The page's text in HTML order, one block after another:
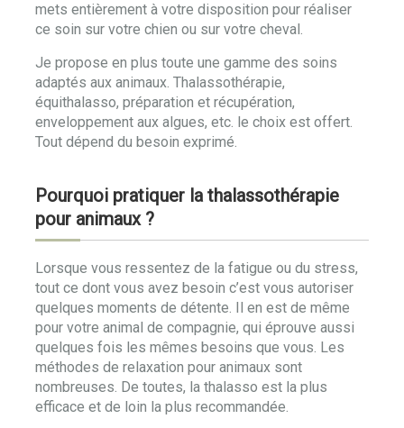
mets entièrement à votre disposition pour réaliser
ce soin sur votre chien ou sur votre cheval.
Je propose en plus toute une gamme des soins
adaptés aux animaux. Thalassothérapie,
équithalasso, préparation et récupération,
enveloppement aux algues, etc. le choix est offert.
Tout dépend du besoin exprimé.
Pourquoi pratiquer la thalassothérapie
pour animaux ?
Lorsque vous ressentez de la fatigue ou du stress,
tout ce dont vous avez besoin c’est vous autoriser
quelques moments de détente. Il en est de même
pour votre animal de compagnie, qui éprouve aussi
quelques fois les mêmes besoins que vous. Les
méthodes de relaxation pour animaux sont
nombreuses. De toutes, la thalasso est la plus
efficace et de loin la plus recommandée.